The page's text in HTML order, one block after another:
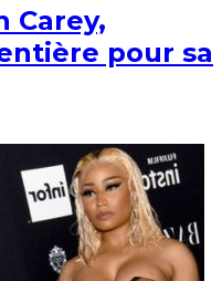
Carey,
pour sa